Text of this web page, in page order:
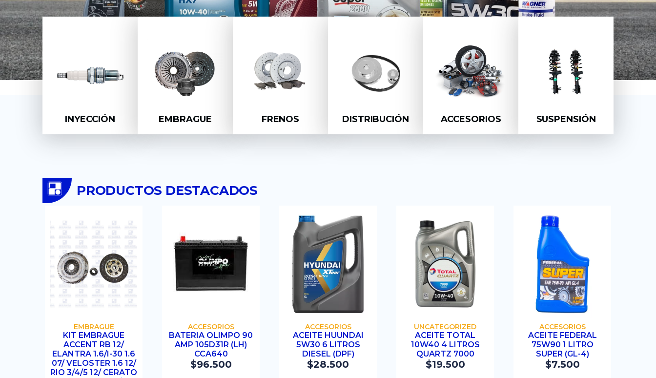
INYECCIÓN EMBRAGUE FRENOS DISTRIBUCIÓN ACCESORIOS SUSPENSIÓN
PRODUCTOS DESTACADOS
EMBRAGUE
KIT EMBRAGUE
ACCENT RB 12/
ELANTRA 1.6/I-30 1.6
07/ VELOSTER 1.6 12/
RIO 3/4/5 12/ CERATO
ACCESORIOS
BATERIA OLIMPO 90
AMP 105D31R (LH)
CCA640
$96.500
ACCESORIOS
ACEITE HUUNDAI
5W30 6 LITROS
DIESEL (DPF)
$28.500
UNCATEGORIZED
ACEITE TOTAL
10W40 4 LITROS
QUARTZ 7000
$19.500
ACCESORIOS
ACEITE FEDERAL
75W90 1 LITRO
SUPER (GL-4)
$7.500